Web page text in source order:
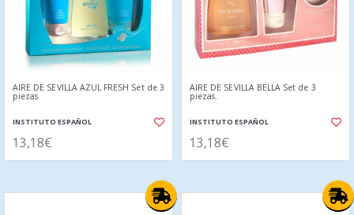
AIRE DE SEVILLA AZUL FRESH Set de 3
piezas
INSTITUTO ESPAÑOL
13,18€
AIRE DE SEVILLA BELLA Set de 3
piezas.
INSTITUTO ESPAÑOL
13,18€